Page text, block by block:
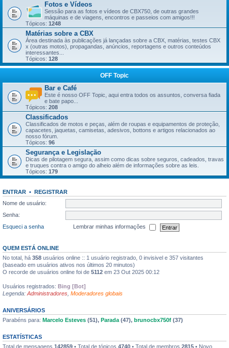
Fotos e Vídeos
Sessão para as fotos e vídeos de CBX750, de outras grandes
máquinas e de viagens, encontros e passeios com amigos!!!
Tópicos: 1248
Matérias sobre a CBX
Área destinada às publicações já lançadas sobre a CBX, matérias, testes CBX
x (outras motos), propagandas, anúncios, reportagens e outros conteúdos
interessantes...
Tópicos: 128
OFF Topic
Bar e Café
Este é nosso OFF Topic, aqui entra todos os assuntos, conversa fiada
e bate papo...
Tópicos: 208
Classificados
Classificados de motos e peças, além de roupas e equipamentos de proteção,
capacetes, jaquetas, camisetas, adesivos, bottons e artigos relacionados ao
nosso fórum.
Tópicos: 96
Segurança e Legislação
Dicas de pilotagem segura, assim como dicas sobre seguros, cadeados, travas
e truques contra o amigo do alheio além de informações sobre as leis.
Tópicos: 179
ENTRAR • REGISTRAR
Nome de usuário:
Senha:
Esqueci a senha
Lembrar minhas informações
QUEM ESTÁ ONLINE
No total, há 358 usuários online :: 1 usuário registrado, 0 invisivel e 357 visitantes
(baseado em usuários ativos nos últimos 20 minutos)
O recorde de usuários online foi de 5112 em 23 Out 2025 00:12
Usuários registrados: Bing [Bot]
Legenda: Administradores Moderadores globais
ANIVERSÁRIOS
Parabéns para: Marcelo Esteves (51), Parada (47), brunocbx750f (37)
ESTATÍSTICAS
Total de mensagens 142859 • Total de tópicos 4740 • Total de membros 2815 • Novo